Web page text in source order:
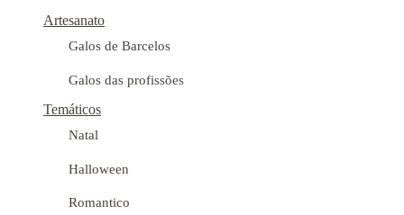
Artesanato
Galos de Barcelos
Galos das profissões
Temáticos
Natal
Halloween
Romantico